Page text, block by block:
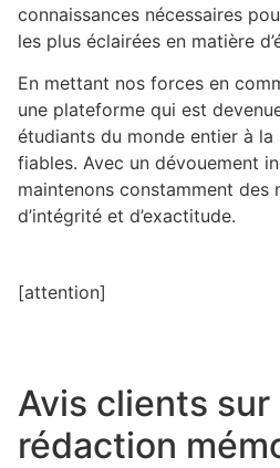
connaissances nécessaires
les plus éclairées en matière
En mettant nos forces en
une plateforme qui est
étudiants du monde entier à la
fiables. Avec un dévouement
maintenons constamment des
d’intégrité et d’exactitude.
[attention]
Avis clients
rédaction